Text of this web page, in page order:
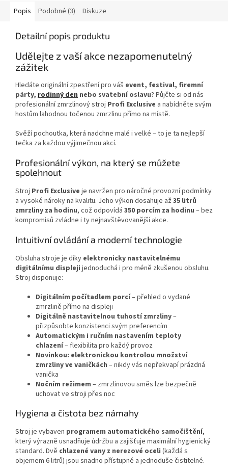
Popis Podobné (3) Diskuze
Detailní popis produktu
Udělejte z vaší akce nezapomenutelný
zážitek
Hledáte originální zpestření pro váš event, festival, firemní
párty, rodinný den nebo svatební oslavu? Půjčte si od nás
profesionální zmrzlinový stroj Profi Exclusive a nabídněte svým
hostům lahodnou točenou zmrzlinu přímo na místě.
Svěží pochoutka, která nadchne malé i velké – to je ta nejlepší
tečka za každou výjimečnou akcí.
Profesionální výkon, na který se můžete
spolehnout
Stroj Profi Exclusive je navržen pro náročné provozní podmínky
a vysoké nároky na kvalitu. Jeho výkon dosahuje až 35 litrů
zmrzliny za hodinu, což odpovídá 350 porcím za hodinu – bez
kompromisů zvládne i ty nejnavštěvovanější akce.
Intuitivní ovládání a moderní technologie
Obsluha stroje je díky elektronicky nastavitelnému
digitálnímu displeji jednoduchá i pro méně zkušenou obsluhu.
Stroj disponuje:
Digitálním počítadlem porcí– přehled o vydané
zmrzlině přímo na displeji
Digitálně nastavitelnou tuhostí zmrzliny–
přizpůsobte konzistenci svým preferencím
Automatickým i ručním nastavením teploty
chlazení– flexibilita pro každý provoz
Novinkou: elektronickou kontrolou množství
zmrzliny ve vaničkách – nikdy vás nepřekvapí prázdná
vanička
Nočním režimem – zmrzlinovou směs lze bezpečně
uchovat ve stroji přes noc
Hygiena a čistota bez námahy
Stroj je vybaven programem automatického samočištění,
který výrazně usnadňuje údržbu a zajišťuje maximální hygienický
standard. Dvě chlazené vany z nerezové oceli (každá s
objemem 6 litrů) jsou snadno přístupné a jednoduše čistitelné.